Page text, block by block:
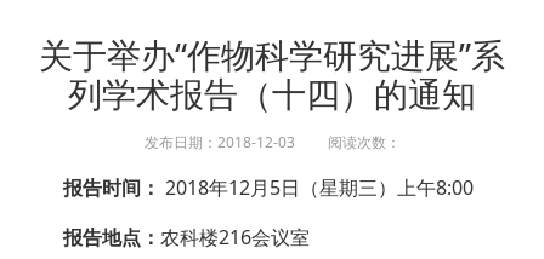
关于举办“作物科学研究进展”系
列学术报告（十四）的通知
发布日期：2018-12-03 阅读次数：
报告时间： 2018年12月5日（星期三）上午8:00
报告地点： 农科楼216会议室